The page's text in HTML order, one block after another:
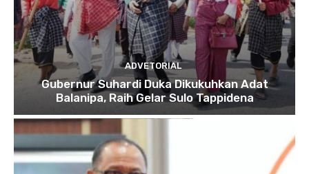
ADVETORIAL
Gubernur Suhardi Duka Dikukuhkan Adat
Balanipa, Raih Gelar Sulo Tappidena